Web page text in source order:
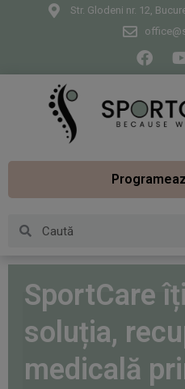
Str. Glodeni nr. 12,
SportCare
soluția,
medicală